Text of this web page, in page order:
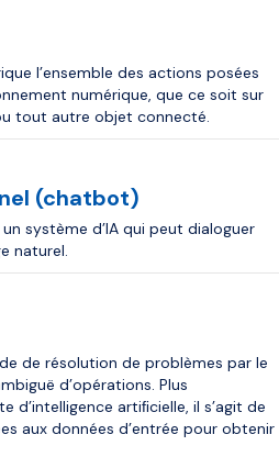
l’ensemble des actions posées
numérique, que ce soit sur
tout autre objet connecté.
(chatbot)
système d’IA qui peut dialoguer
naturel.
de résolution de problèmes par le
d’opérations. Plus
d’intelligence artiﬁcielle, il s’agit de
aux données d’entrée pour obtenir